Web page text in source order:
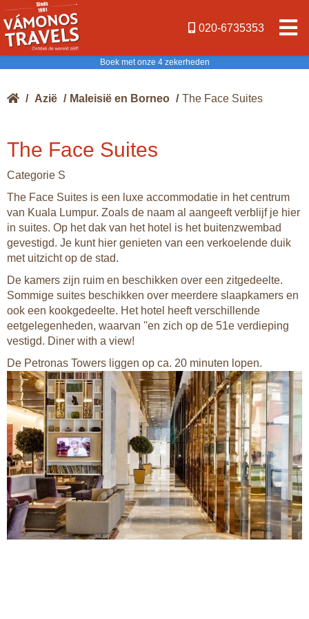
020-6735353
Boek met onze 4 zekerheden
/ Azië / Maleisië en Borneo / The Face Suites
The Face Suites
Categorie S
The Face Suites is een luxe accommodatie in het centrum
van Kuala Lumpur. Zoals de naam al aangeeft verblijf je hier
in suites. Op het dak van het hotel is het buitenzwembad
gevestigd. Je kunt hier genieten van een verkoelende duik
met uitzicht op de stad.
De kamers zijn ruim en beschikken over een zitgedeelte.
Sommige suites beschikken over meerdere slaapkamers en
ook een kookgedeelte. Het hotel heeft verschillende
eetgelegenheden, waarvan ''en zich op de 51e verdieping
vestigd. Diner with a view!
De Petronas Towers liggen op ca. 20 minuten lopen.